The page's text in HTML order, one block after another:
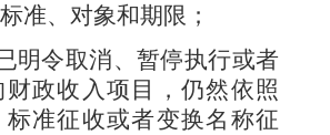
准、对象和期限；
明令取消、暂停执行或者
财政收入项目，仍然依照
标准征收或者变换名称征